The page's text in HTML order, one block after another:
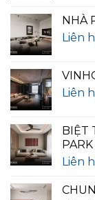
NHÀ
Liên
Liên
BIỆT
PARK
Liên